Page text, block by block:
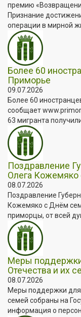
премию
Признание
операции в мирной
Более 60
Приморье
09.07.2026
Более 60
сообщает
63 мигранта
Поздравление
Олега Кожемяко
08.07.2026
Поздравление
Кожемяко с Днём
приморцы, от всей
Меры
Отечества и их
08.07.2026
Меры поддержки для
семей собраны на
информация о